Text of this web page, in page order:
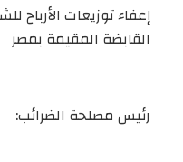
إعفاء توزيعات الأرباح
القابضة المقيمة بمصر
رئيس مصلحة الضرائب: